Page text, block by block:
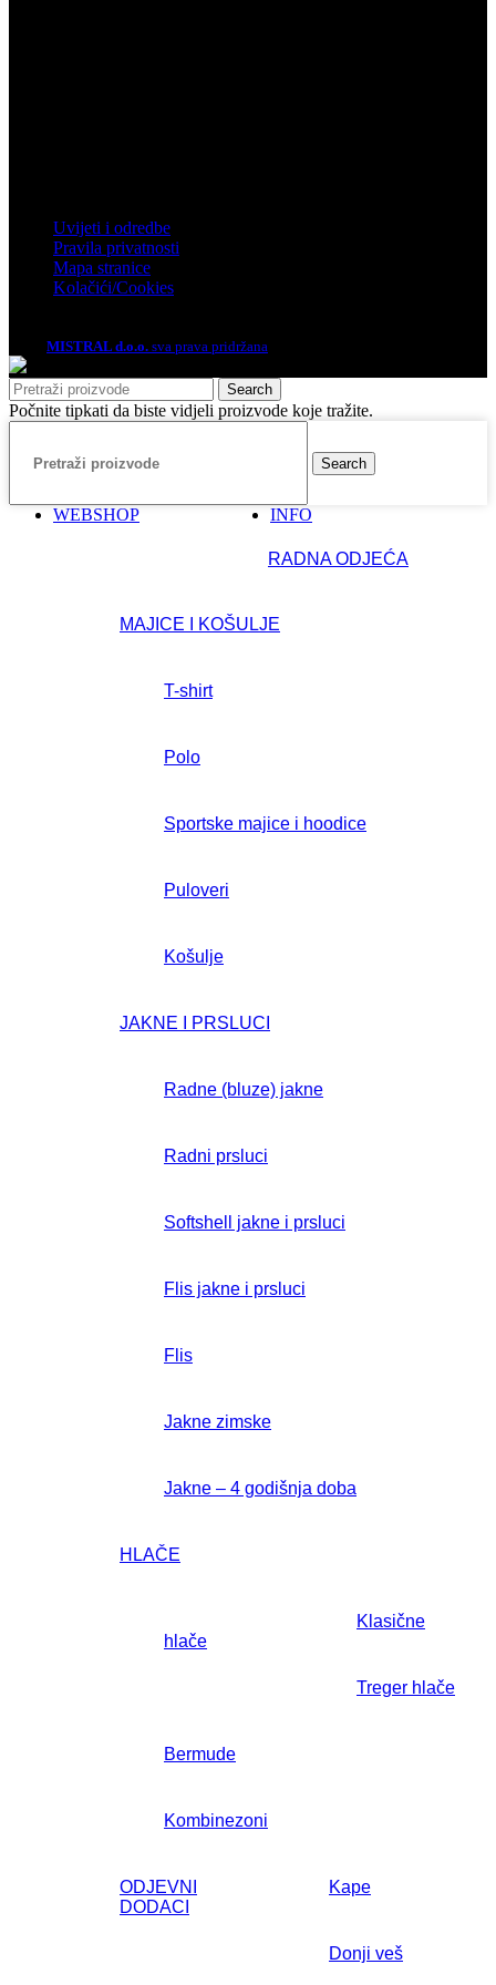
Uvijeti i odredbe
Pravila privatnosti
Mapa stranice
Kolačići/Cookies
MISTRAL d.o.o. sva prava pridržana
Search
Počnite tipkati da biste vidjeli proizvode koje tražite.
Search
INFO
WEBSHOP
RADNA ODJEĆA
MAJICE I KOŠULJE
T-shirt
Polo
Sportske majice i hoodice
Puloveri
Košulje
JAKNE I PRSLUCI
Radne (bluze) jakne
Radni prsluci
Softshell jakne i prsluci
Flis jakne i prsluci
Flis
Jakne zimske
Jakne – 4 godišnja doba
HLAČE
Klasične
hlače
Treger hlače
Bermude
Kombinezoni
ODJEVNI
DODACI
Kape
Donji veš